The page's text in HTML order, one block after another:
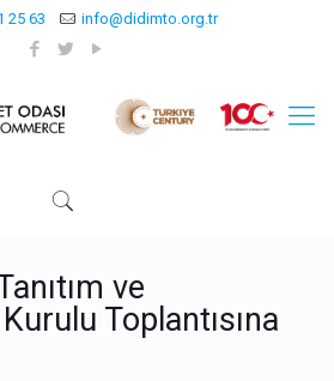
25 63 info@didimto.org.tr
ve
Toplantısına